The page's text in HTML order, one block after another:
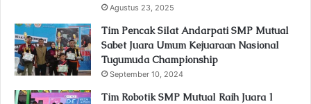
Agustus 23, 2025
Tim Pencak Silat Andarpati SMP Mutual
Sabet Juara Umum Kejuaraan Nasional
Tugumuda Championship
September 10, 2024
Tim Robotik SMP Mutual Raih Juara 1